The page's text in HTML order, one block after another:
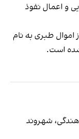
و اعمال نفوذ
اموال طبری به نام
است.